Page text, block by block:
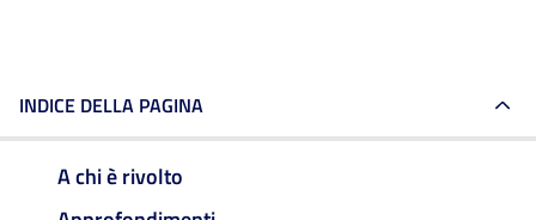
INDICE DELLA PAGINA
A chi è rivolto